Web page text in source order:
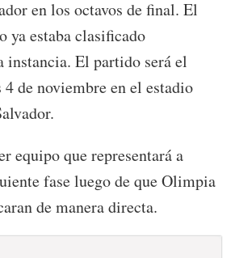
en los octavos de final. El
ya estaba clasificado
instancia. El partido será el
de noviembre en el estadio
equipo que representará a
fase luego de que Olimpia
de manera directa.